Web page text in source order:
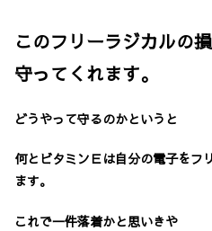
このフリーラジカルの
守ってくれます。
どうやって守るのかというと
何とビタミンＥは自分の電子をフ
ます。
これで一件落着かと思いきや